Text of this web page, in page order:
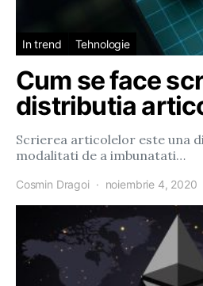
In trend Tehnologie
Cum se face
distributia
Scrierea articolelor este una
modalitati de a imbunatati…
Cosmin Dragoi noiembrie 4, 2020